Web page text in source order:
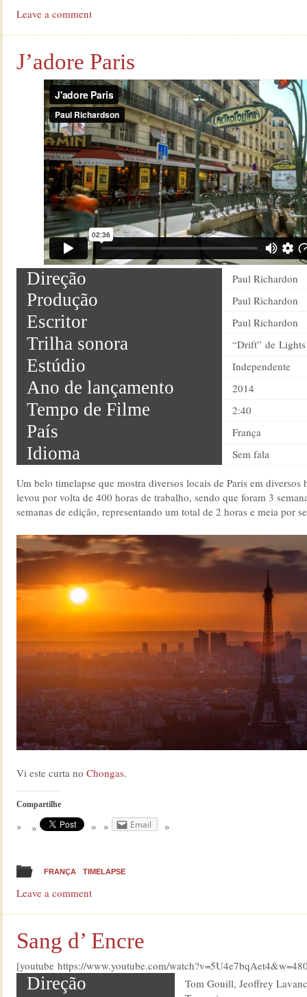
Leave a comment
J’adore Paris
Direção Paul Richardon
Produção Paul Richardon
Escritor Paul Richardon
Trilha sonora “Drift” de
Estúdio Independente
Ano de lançamento 2014
Tempo de Filme 2:40
País França
Idioma Sem fala
Um belo timelapse que mostra diversos locais de Paris em diversos
levou por volta de 400 horas de trabalho, sendo que foram 3
semanas de edição, representando um total de 2 horas e meia por
Vi este curta no Chongas.
Compartilhe
Email
FRANÇA TIMELAPSE
Leave a comment
Sang d’ Encre
[youtube https://www.youtube.com/
Direção
Tom Gouill, Jeoffrey